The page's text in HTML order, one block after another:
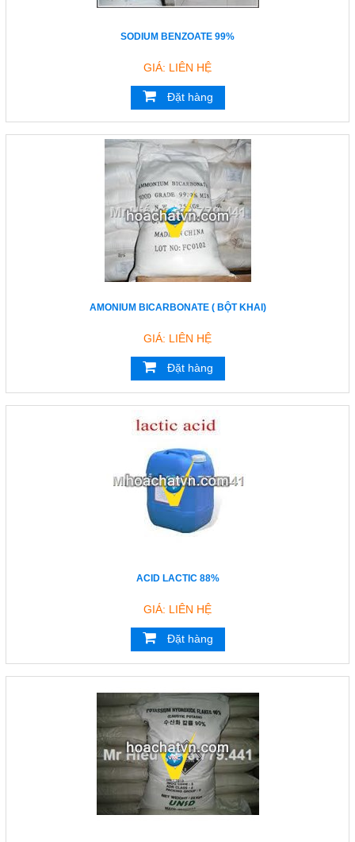
SODIUM BENZOATE 99%
GIÁ: LIÊN HỆ
Đặt hàng
AMONIUM BICARBONATE ( BỘT KHAI)
GIÁ: LIÊN HỆ
Đặt hàng
ACID LACTIC 88%
GIÁ: LIÊN HỆ
Đặt hàng